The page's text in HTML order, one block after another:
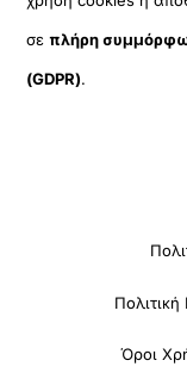
σεπλήρη
(GDPR).
Όροι